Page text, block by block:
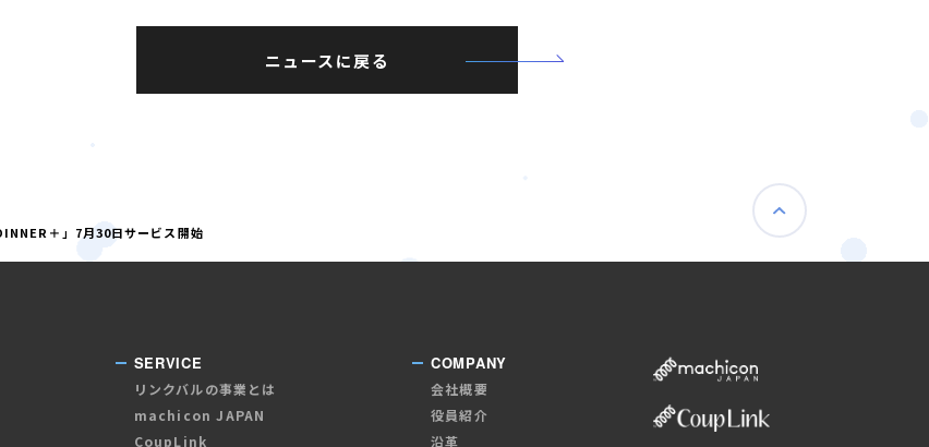
ニュースに戻る
＋」7月30日サービス開始
SERVICE
リンクバルの事業とは
machicon JAPAN
CoupLink
COMPANY
会社概要
役員紹介
沿革